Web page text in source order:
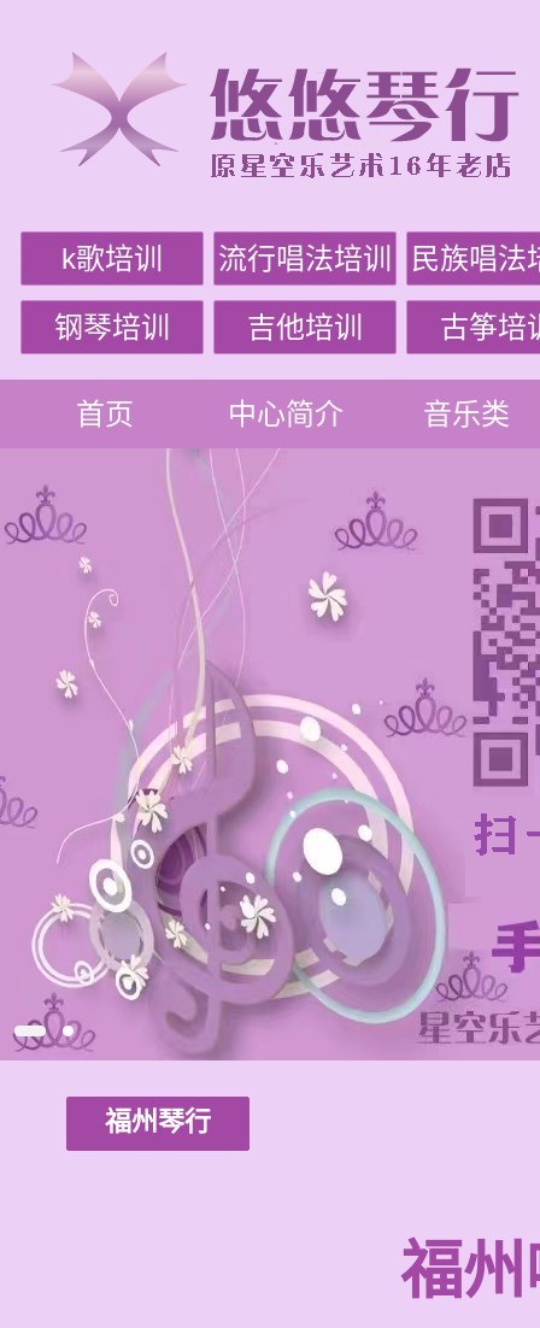
k歌培训 流行唱法培训 民族唱法
钢琴培训 吉他培训 古筝培
首页 中心简介 音乐类
福州琴行
福